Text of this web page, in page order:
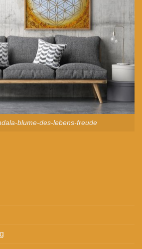
blume-des-lebens-freude